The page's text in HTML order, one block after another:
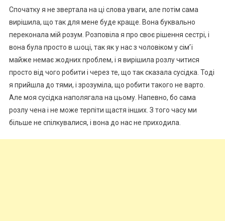
Спочатку я не звертала на ці слова уваги, але потім сама
вирішила, що так для мене буде краще. Вона буквально
переконала мій розум. Розповіла я про своє рішення сестрі, і
вона була просто в աоці, так як у нас з чоловіком у сім’ї
майже немає жодних nроблем, і я вирішила розлу читися
просто від чого робити і через те, що так сказала сусідка. Тоді
я прийшла до тями, і зрозуміла, що робити такого не варто.
Але моя сусідка наполягала на цьому. Напевно, бо сама
розлу чена і не може терпіти щастя інших. З того часу ми
більше не спілкувалися, і вона до нас не приходила.